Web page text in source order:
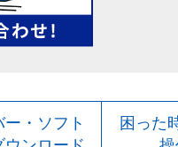
ー・ソフト
困った